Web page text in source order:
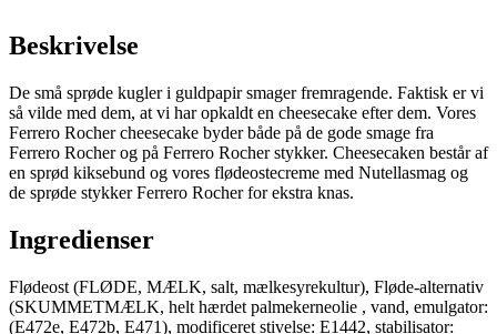
Beskrivelse
De små sprøde kugler i guldpapir smager fremragende. Faktisk er vi
så vilde med dem, at vi har opkaldt en cheesecake efter dem. Vores
Ferrero Rocher cheesecake byder både på de gode smage fra
Ferrero Rocher og på Ferrero Rocher stykker. Cheesecaken består af
en sprød kiksebund og vores flødeostecreme med Nutellasmag og
de sprøde stykker Ferrero Rocher for ekstra knas.
Ingredienser
Flødeost (FLØDE, MÆLK, salt, mælkesyrekultur), Fløde-alternativ
(SKUMMETMÆLK, helt hærdet palmekerneolie , vand, emulgator:
(E472e, E472b, E471), modificeret stivelse: E1442, stabilisator: